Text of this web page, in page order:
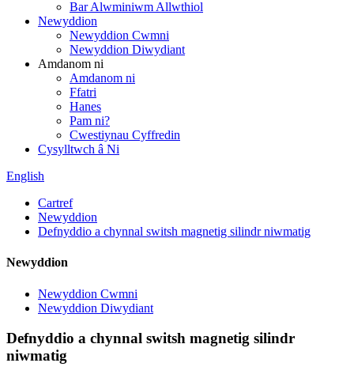
Bar Alwminiwm Allwthiol
Newyddion
Newyddion Cwmni
Newyddion Diwydiant
Amdanom ni
Amdanom ni
Ffatri
Hanes
Pam ni?
Cwestiynau Cyffredin
Cysylltwch â Ni
English
Cartref
Newyddion
Defnyddio a chynnal switsh magnetig silindr niwmatig
Newyddion
Newyddion Cwmni
Newyddion Diwydiant
Defnyddio a chynnal switsh magnetig silindr
niwmatig